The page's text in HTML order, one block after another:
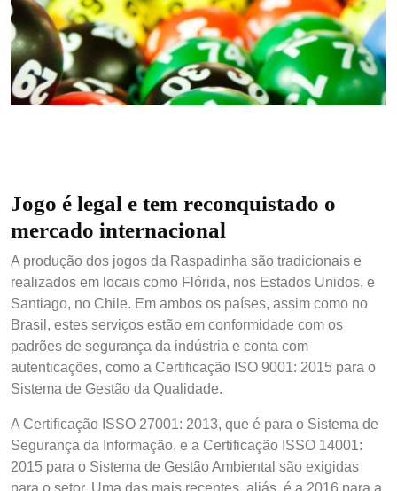
Jogo é legal e tem reconquistado o
mercado internacional
A produção dos jogos da Raspadinha são tradicionais e
realizados em locais como Flórida, nos Estados Unidos, e
Santiago, no Chile. Em ambos os países, assim como no
Brasil, estes serviços estão em conformidade com os
padrões de segurança da indústria e conta com
autenticações, como a Certificação ISO 9001: 2015 para o
Sistema de Gestão da Qualidade.
A Certificação ISSO 27001: 2013, que é para o Sistema de
Segurança da Informação, e a Certificação ISSO 14001:
2015 para o Sistema de Gestão Ambiental são exigidas